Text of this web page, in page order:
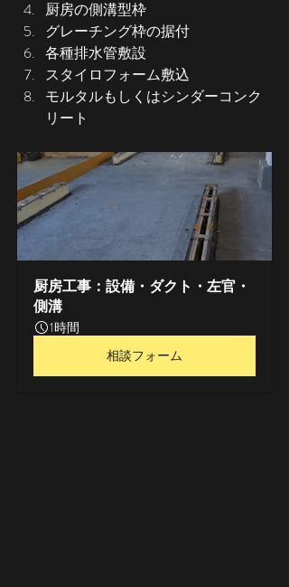
厨房の側溝型枠
グレーチング枠の据付
各種排水管敷設
スタイロフォーム敷込
モルタルもしくはシンダーコンク
リート
厨房工事：設備・ダクト・左官・
側溝
1時間
相談フォーム